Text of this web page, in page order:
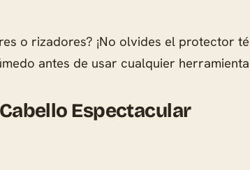
o rizadores? ¡No olvides el
antes de usar cualquier
Espectacular